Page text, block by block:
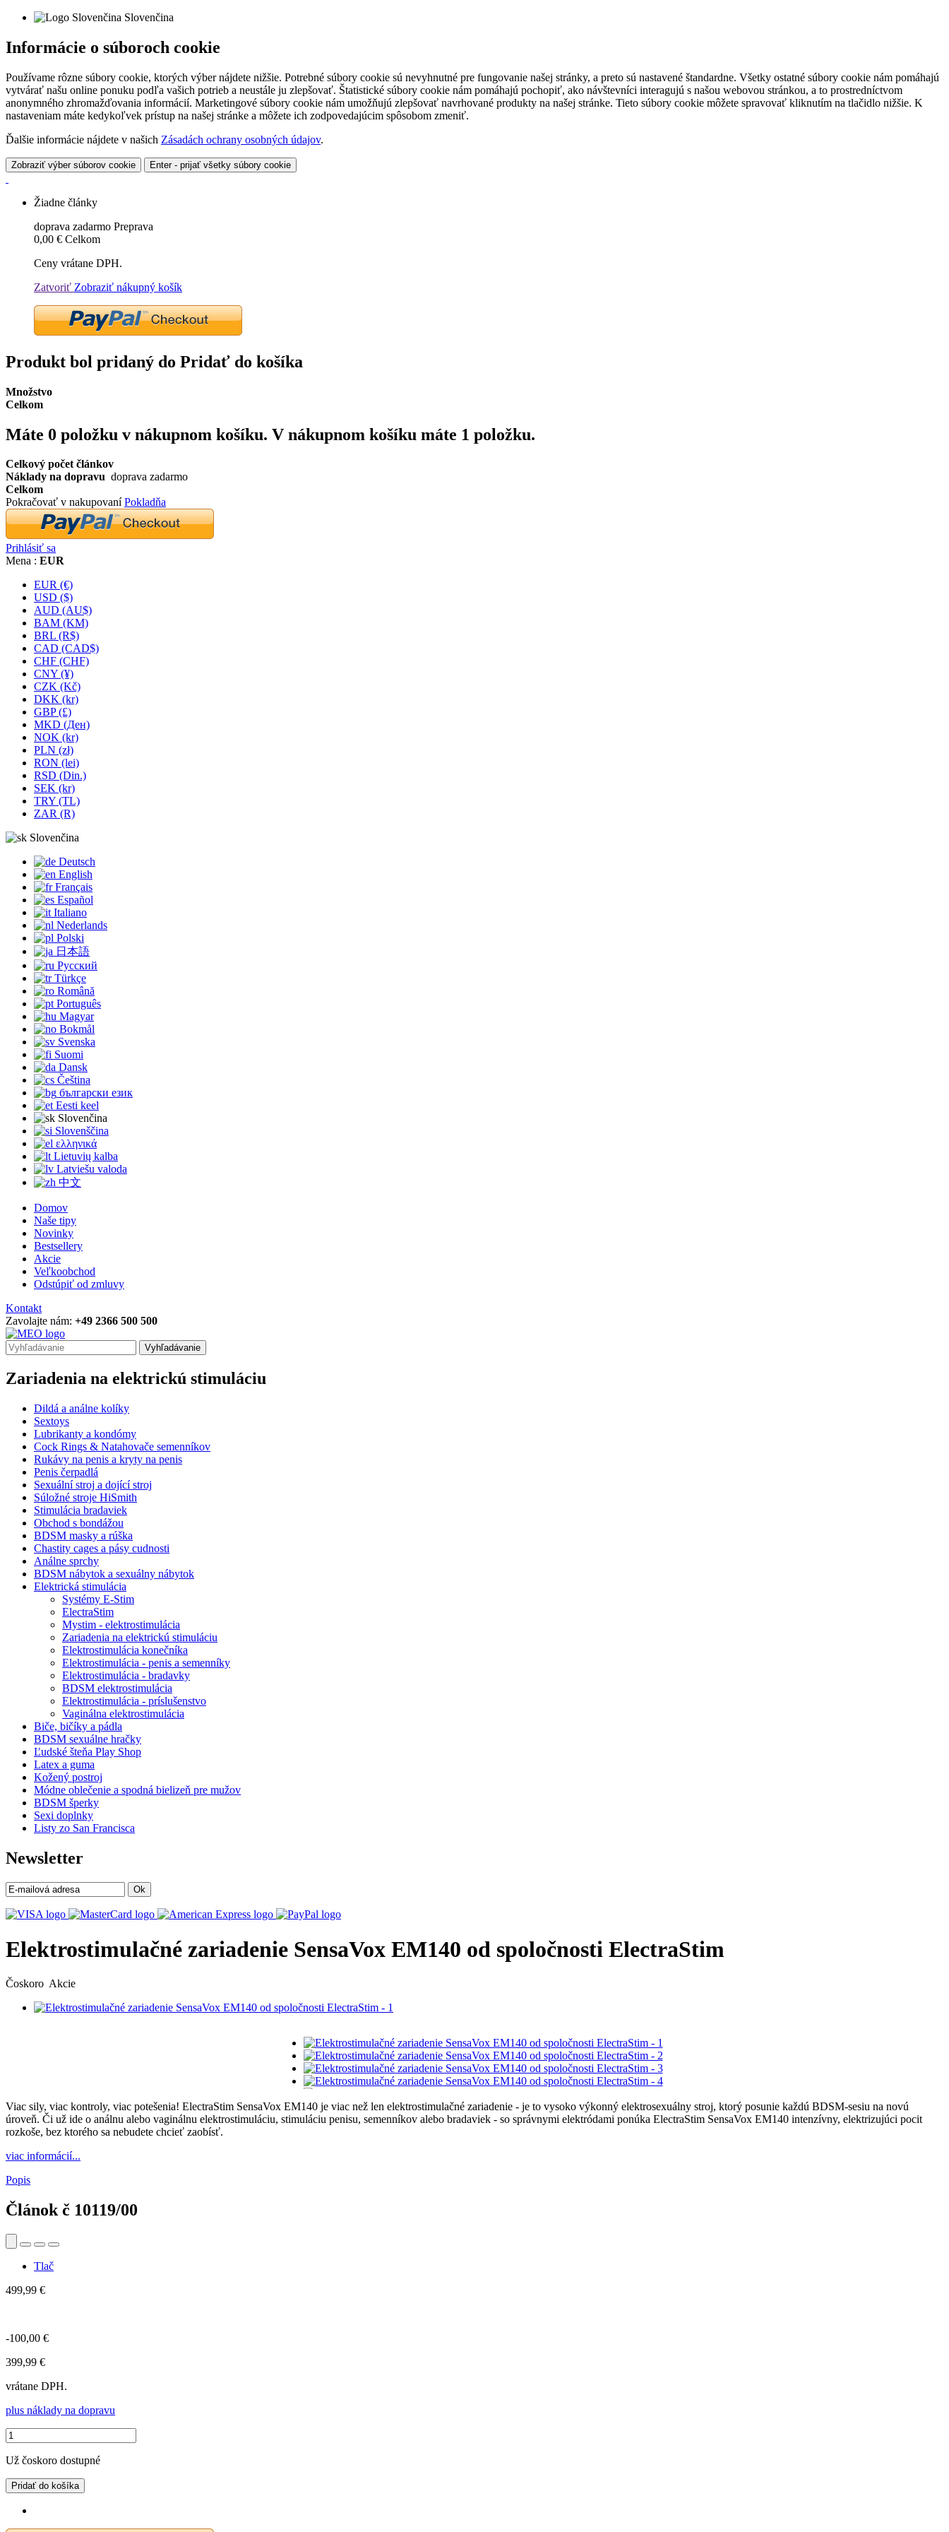
Slovenčina
Informácie o súboroch cookie
Používame rôzne súbory cookie, ktorých výber nájdete nižšie. Potrebné súbory cookie sú nevyhnutné pre fungovanie našej stránky, a preto sú nastavené štandardne. Všetky ostatné súbory cookie nám pomáhajú
vytvárať našu online ponuku podľa vašich potrieb a neustále ju zlepšovať. Štatistické súbory cookie nám pomáhajú pochopiť, ako návštevníci interagujú s našou webovou stránkou, a to prostredníctvom
anonymného zhromažďovania informácií. Marketingové súbory cookie nám umožňujú zlepšovať navrhované produkty na našej stránke. Tieto súbory cookie môžete spravovať kliknutím na tlačidlo nižšie. K
nastaveniam máte kedykoľvek prístup na našej stránke a môžete ich zodpovedajúcim spôsobom zmeniť.
Ďalšie informácie nájdete v našich Zásadách ochrany osobných údajov.
Zobraziť výber súborov cookie Enter - prijať všetky súbory cookie
Žiadne články
doprava zadarmo Preprava
0,00 € Celkom
Ceny vrátane DPH.
Zatvoriť Zobraziť nákupný košík
Produkt bol pridaný do Pridať do košíka
Množstvo
Celkom
Máte 0 položku v nákupnom košíku. V nákupnom košíku máte 1 položku.
Celkový počet článkov
Náklady na dopravu doprava zadarmo
Celkom
Pokračovať v nakupovaníPokladňa
Prihlásiť sa
Mena : EUR
EUR (€)
USD ($)
AUD (AU$)
BAM (KM)
BRL (R$)
CAD (CAD$)
CHF (CHF)
CNY (¥)
CZK (Kč)
DKK (kr)
GBP (£)
MKD (Ден)
NOK (kr)
PLN (zł)
RON (lei)
RSD (Din.)
SEK (kr)
TRY (TL)
ZAR (R)
Slovenčina
Deutsch
English
Français
Español
Italiano
Nederlands
Polski
日本語
Русский
Türkçe
Română
Português
Magyar
Bokmål
Svenska
Suomi
Dansk
Čeština
български език
Eesti keel
Slovenčina
Slovenščina
ελληνικά
Lietuvių kalba
Latviešu valoda
中文
Domov
Naše tipy
Novinky
Bestsellery
Akcie
Veľkoobchod
Odstúpiť od zmluvy
Kontakt
Zavolajte nám: +49 2366 500 500
Vyhľadávanie
Zariadenia na elektrickú stimuláciu
Dildá a análne kolíky
Sextoys
Lubrikanty a kondómy
Cock Rings & Natahovače semenníkov
Rukávy na penis a kryty na penis
Penis čerpadlá
Sexuální stroj a dojící stroj
Súložné stroje HiSmith
Stimulácia bradaviek
Obchod s bondážou
BDSM masky a rúška
Chastity cages a pásy cudnosti
Análne sprchy
BDSM nábytok a sexuálny nábytok
Elektrická stimulácia
Systémy E-Stim
ElectraStim
Mystim - elektrostimulácia
Zariadenia na elektrickú stimuláciu
Elektrostimulácia konečníka
Elektrostimulácia - penis a semenníky
Elektrostimulácia - bradavky
BDSM elektrostimulácia
Elektrostimulácia - príslušenstvo
Vaginálna elektrostimulácia
Biče, bičíky a pádla
BDSM sexuálne hračky
Ľudské šteňa Play Shop
Latex a guma
Kožený postroj
Módne oblečenie a spodná bielizeň pre mužov
BDSM šperky
Sexi doplnky
Listy zo San Francisca
Newsletter
Ok
Elektrostimulačné zariadenie SensaVox EM140 od spoločnosti ElectraStim
Čoskoro Akcie
Viac sily, viac kontroly, viac potešenia! ElectraStim SensaVox EM140 je viac než len elektrostimulačné zariadenie - je to vysoko výkonný elektrosexuálny stroj, ktorý posunie každú BDSM-sesiu na novú
úroveň. Či už ide o análnu alebo vaginálnu elektrostimuláciu, stimuláciu penisu, semenníkov alebo bradaviek - so správnymi elektródami ponúka ElectraStim SensaVox EM140 intenzívny, elektrizujúci pocit
rozkoše, bez ktorého sa nebudete chcieť zaobísť.
viac informácií...
Popis
Článok č 10119/00
Tlač
499,99 €
-100,00 €
399,99 €
vrátane DPH.
plus náklady na dopravu
Už čoskoro dostupné
Pridať do košíka